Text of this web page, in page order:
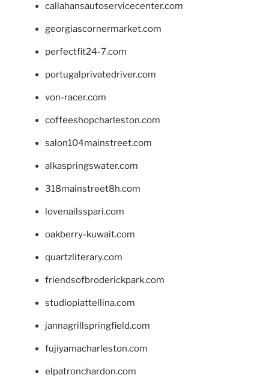
callahansautoservicecenter.com
georgiascornermarket.com
perfectfit24-7.com
portugalprivatedriver.com
von-racer.com
coffeeshopcharleston.com
salon104mainstreet.com
alkaspringswater.com
318mainstreet8h.com
lovenailsspari.com
oakberry-kuwait.com
quartzliterary.com
friendsofbroderickpark.com
studiopiattellina.com
jannagrillspringfield.com
fujiyamacharleston.com
elpatronchardon.com